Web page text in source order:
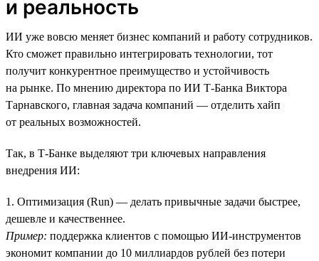
и реальность
ИИ уже вовсю меняет бизнес компаний и работу сотрудников.
Кто сможет правильно интегрировать технологии, тот
получит конкурентное преимущество и устойчивость
на рынке. По мнению директора по ИИ Т-Банка Виктора
Тарнавского, главная задача компаний — отделить хайп
от реальных возможностей.
Так, в Т-Банке выделяют три ключевых направления
внедрения ИИ:
1. Оптимизация (Run) — делать привычные задачи быстрее,
дешевле и качественнее.
Пример: поддержка клиентов с помощью ИИ-инструментов
экономит компании до 10 миллиардов рублей без потери